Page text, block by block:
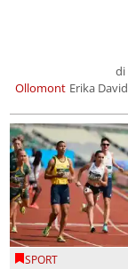
Ollomont
di
Erika David
SPORT